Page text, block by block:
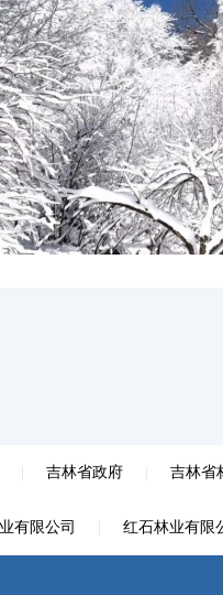
吉林省政府 吉林省
有限公司 红石林业有限